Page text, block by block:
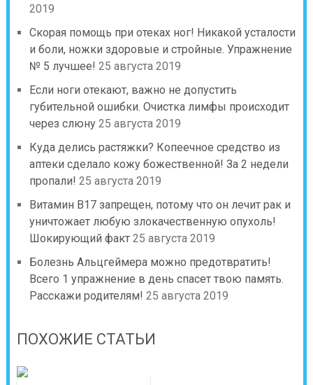
2019
Скорая помощь при отеках ног! Никакой усталости
и боли, ножки здоровые и стройные. Упражнение
№ 5 лучшее! 25 августа 2019
Если ноги отекают, важно не допустить
губительной ошибки. Очистка лимфы происходит
через слюну 25 августа 2019
Куда делись растяжки? Копеечное средство из
аптеки сделало кожу божественной! За 2 недели
пропали! 25 августа 2019
Витамин B17 запрещен, потому что он лечит рак и
уничтожает любую злокачественную опухоль!
Шокирующий факт 25 августа 2019
Болезнь Альцгеймера можно предотвратить!
Всего 1 упражнение в день спасет твою память.
Расскажи родителям! 25 августа 2019
ПОХОЖИЕ СТАТЬИ